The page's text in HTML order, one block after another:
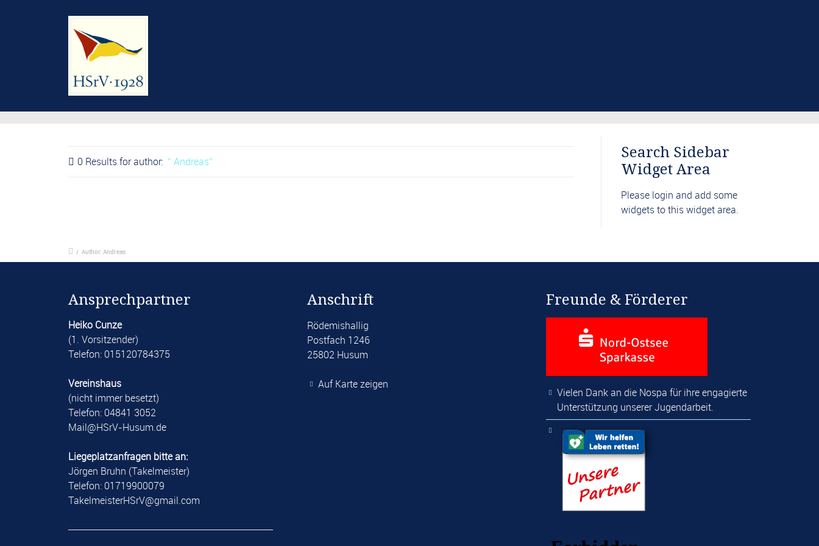
0 Results forauthor: Andreas
Search Sidebar
Widget Area
Please login and add some
widgets to this widget area.
/ Author: Andreas
Ansprechpartner
Heiko Cunze
(1. Vorsitzender)
Telefon: 015120784375
Vereinshaus
(nicht immer besetzt)
Telefon: 04841 3052
​Mail@HSrV-Husum.de​
Liegeplatzanfragen bitte an:
Jörgen Bruhn (Takelmeister)
Telefon: 01719900079
​TakelmeisterHSrV@gmail.com​
Anschrift
Rödemishallig
Postfach 1246
25802 Husum
Auf Karte zeigen
Freunde & Förderer
Vielen Dank an die Nospa für ihre engagierte
Unterstützung unserer Jugendarbeit.